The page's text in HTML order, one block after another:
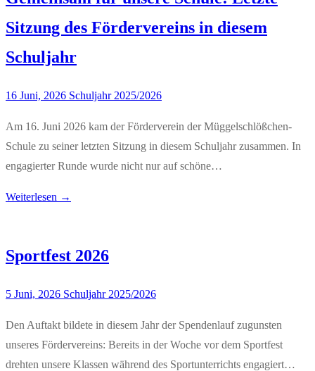
Sitzung des Fördervereins in diesem
Schuljahr
16 Juni, 2026 Schuljahr 2025/2026
Am 16. Juni 2026 kam der Förderverein der Müggelschlößchen-
Schule zu seiner letzten Sitzung in diesem Schuljahr zusammen. In
engagierter Runde wurde nicht nur auf schöne…
Weiterlesen →
Sportfest 2026
5 Juni, 2026 Schuljahr 2025/2026
Den Auftakt bildete in diesem Jahr der Spendenlauf zugunsten
unseres Fördervereins: Bereits in der Woche vor dem Sportfest
drehten unsere Klassen während des Sportunterrichts engagiert…